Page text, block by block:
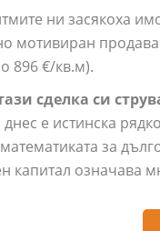
ни засякоха
мотивиран
896 €/кв.м).
сделка си
днес е истинска
за
капитал означава